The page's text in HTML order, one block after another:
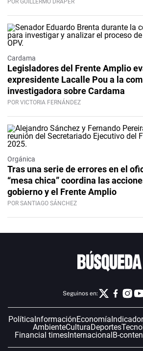
POR GUILLERMO DRAPER
Cardama
Legisladores del Frente Amplio
expresidente Lacalle Pou a la
investigadora sobre Cardama
POR VICTORIA FERNÁNDEZ
Orgánica
Tras una serie de errores en el
“mesa chica” coordina las
gobierno y el Frente Amplio
POR SANTIAGO SÁNCHEZ
Seguinos en:
PolíticaInformaciónEconomía
AmbienteCulturaDeportes
Financial timesInternacionalB-